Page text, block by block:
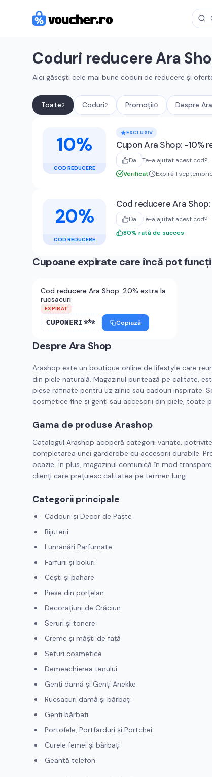
Coduri reducereAra
Aici găsești cele mai bune coduri de reducere și
Toate2 Coduri2 Promoții0 Despre
10%
COD REDUCERE
EXCLUSIV
Cupon Ara Shop: -10%
Da Te-a ajutat acest cod?
Verificat Expiră 1
20%
COD REDUCERE
Cod reducere Ara
Da Te-a ajutat acest cod?
80% rată de succes
Cupoane expirate care încă pot
Cod reducere Ara Shop: 20% extra la
rucsacuri
EXPIRAT
CUPONERI*** Copiază
DespreAra Shop
Arashop este un boutique online de lifestyle care
din piele naturală. Magazinul puntează pe calitate,
piese rafinate pentru uz zilnic sau cadouri inspirate.
cosmetice fine și genți sau accesorii din piele, toate
Gama de produse Arashop
Catalogul Arashop acoperă categorii variate,
completarea unei garderobe cu accesorii durabile.
ocazie. În plus, magazinul comunică în mod
clienți care prețuiesc calitatea pe termen lung.
Categorii principale
Cadouri și Decor de Paște
Bijuterii
Lumânări Parfumate
Farfurii și boluri
Cești și pahare
Piese din porțelan
Decorațiuni de Crăciun
Seruri și tonere
Creme și măști de față
Seturi cosmetice
Demeachierea tenului
Genți damă și Genți Anekke
Rucsacuri damă și bărbați
Genți bărbați
Portofele, Portfarduri și Portchei
Curele femei și bărbați
Geantă telefon